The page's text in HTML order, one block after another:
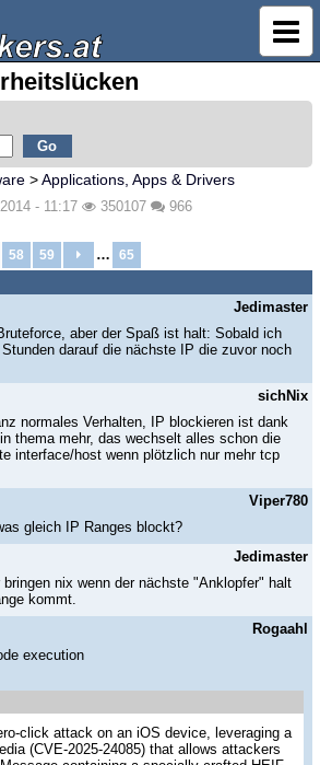
>Applications, Apps & Drivers
- 11:17 350107 966
58 59 … 65
Jedimaster
aber der Spaß ist halt: Sobald ich
darauf die nächste IP die zuvor noch
sichNix
normales Verhalten, IP blockieren ist dank
thema mehr, das wechselt alles schon die
interface/host wenn plötzlich nur mehr tcp
Viper780
gleich IP Ranges blockt?
Jedimaster
nix wenn der nächste "Anklopfer" halt
kommt.
Rogaahl
execution
click attack on an iOS device, leveraging a
(CVE-2025-24085) that allows attackers